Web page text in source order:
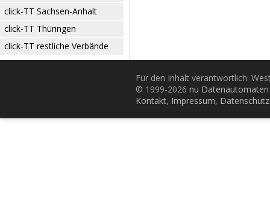
click-TT Sachsen-Anhalt
click-TT Thüringen
click-TT restliche Verbände
Für den Inhalt verantwortlich:
© 1999-2026 nu
Kontakt, Impressum, Datenschutz